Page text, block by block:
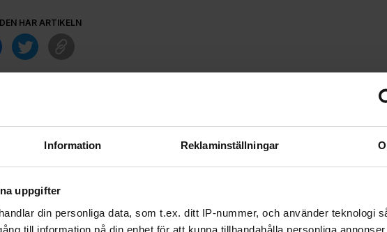
Information Reklaminställningar
uppgifter
din personliga data, som t.ex. ditt IP-nummer, och använder teknologi
till information på din enhet för att kunna tillhandahålla personliga
HÄR ARTIKELN